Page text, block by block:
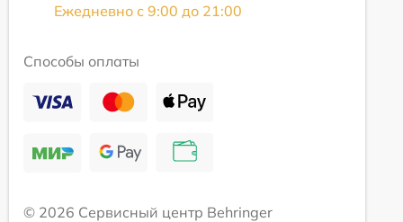
Ежедневно с 9:00 до 21:00
Способы оплаты
© 2026 Сервисный центр Behringer